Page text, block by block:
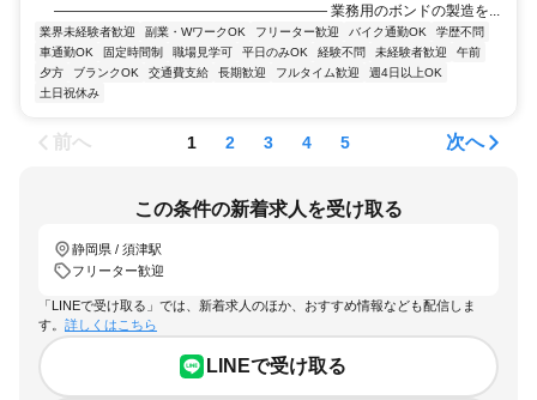
――――――――――――――――――― 業務用のボンドの製造を...
業界未経験者歓迎 副業・WワークOK フリーター歓迎 バイク通勤OK
学歴不問
車通勤OK
固定時間制 職場見学可 平日のみOK 経験不問 未経験者歓迎
午前
夕方
ブランクOK 交通費支給 長期歓迎 フルタイム歓迎
週4日以上OK
土日祝休み
前へ 1 2 3 4 5 次へ
この条件の新着求人を受け取る
静岡県 / 須津駅
フリーター歓迎
「LINEで受け取る」では、新着求人のほか、おすすめ情報なども配信しま
す。 詳しくはこちら
LINEで受け取る